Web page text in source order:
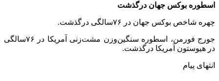
اسطوره بوکس جهان درگذشت
چهره شاخص بوکس جهان در ۷۶سالگی درگذشت.
جورج فورمن، اسطوره سنگین‌وزن مشت‌زنی آمریکا در ۷۶سالگی
در هیوستون آمریکا درگذشت.
انتهای پیام